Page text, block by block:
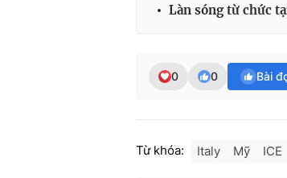
Làn sóng từ chức
0 0 Bài
Từ khóa: Italy Mỹ ICE